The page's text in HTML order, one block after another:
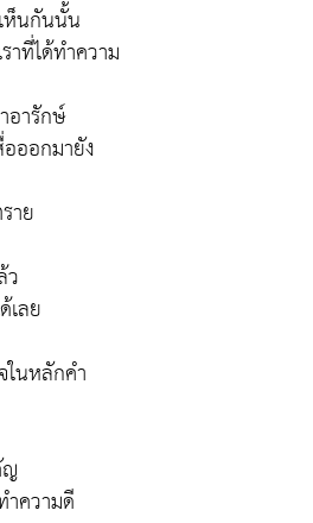
ห็นกันนั้น
าที่ได้ทำความ
อารักษ์
ออกมายัง
าย
เลย
ในหลักคำ
ญ
ความดี